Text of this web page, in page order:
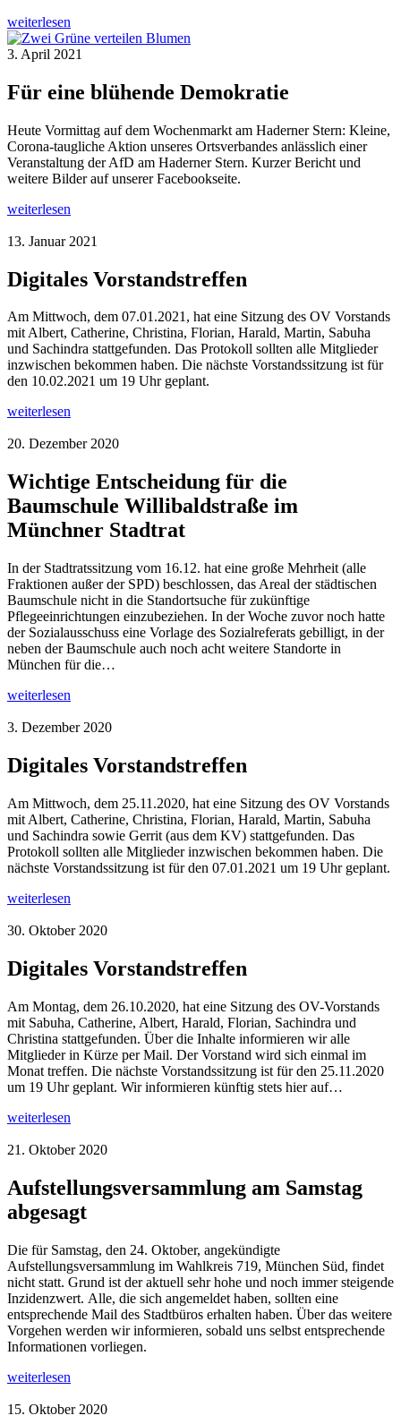
weiterlesen
3. April 2021
Für eine blühende Demokratie
Heute Vormittag auf dem Wochenmarkt am Haderner Stern: Kleine,
Corona-taugliche Aktion unseres Ortsverbandes anlässlich einer
Veranstaltung der AfD am Haderner Stern. Kurzer Bericht und
weitere Bilder auf unserer Facebookseite.
weiterlesen
13. Januar 2021
Digitales Vorstandstreffen
Am Mittwoch, dem 07.01.2021, hat eine Sitzung des OV Vorstands
mit Albert, Catherine, Christina, Florian, Harald, Martin, Sabuha
und Sachindra stattgefunden. Das Protokoll sollten alle Mitglieder
inzwischen bekommen haben. Die nächste Vorstandssitzung ist für
den 10.02.2021 um 19 Uhr geplant.
weiterlesen
20. Dezember 2020
Wichtige Entscheidung für die
Baumschule Willibaldstraße im
Münchner Stadtrat
In der Stadtratssitzung vom 16.12. hat eine große Mehrheit (alle
Fraktionen außer der SPD) beschlossen, das Areal der städtischen
Baumschule nicht in die Standortsuche für zukünftige
Pflegeeinrichtungen einzubeziehen. In der Woche zuvor noch hatte
der Sozialausschuss eine Vorlage des Sozialreferats gebilligt, in der
neben der Baumschule auch noch acht weitere Standorte in
München für die…
weiterlesen
3. Dezember 2020
Digitales Vorstandstreffen
Am Mittwoch, dem 25.11.2020, hat eine Sitzung des OV Vorstands
mit Albert, Catherine, Christina, Florian, Harald, Martin, Sabuha
und Sachindra sowie Gerrit (aus dem KV) stattgefunden. Das
Protokoll sollten alle Mitglieder inzwischen bekommen haben. Die
nächste Vorstandssitzung ist für den 07.01.2021 um 19 Uhr geplant.
weiterlesen
30. Oktober 2020
Digitales Vorstandstreffen
Am Montag, dem 26.10.2020, hat eine Sitzung des OV-Vorstands
mit Sabuha, Catherine, Albert, Harald, Florian, Sachindra und
Christina stattgefunden. Über die Inhalte informieren wir alle
Mitglieder in Kürze per Mail. Der Vorstand wird sich einmal im
Monat treffen. Die nächste Vorstandssitzung ist für den 25.11.2020
um 19 Uhr geplant. Wir informieren künftig stets hier auf…
weiterlesen
21. Oktober 2020
Aufstellungsversammlung am Samstag
abgesagt
Die für Samstag, den 24. Oktober, angekündigte
Aufstellungsversammlung im Wahlkreis 719, München Süd, findet
nicht statt. Grund ist der aktuell sehr hohe und noch immer steigende
Inzidenzwert. Alle, die sich angemeldet haben, sollten eine
entsprechende Mail des Stadtbüros erhalten haben. Über das weitere
Vorgehen werden wir informieren, sobald uns selbst entsprechende
Informationen vorliegen.
weiterlesen
15. Oktober 2020